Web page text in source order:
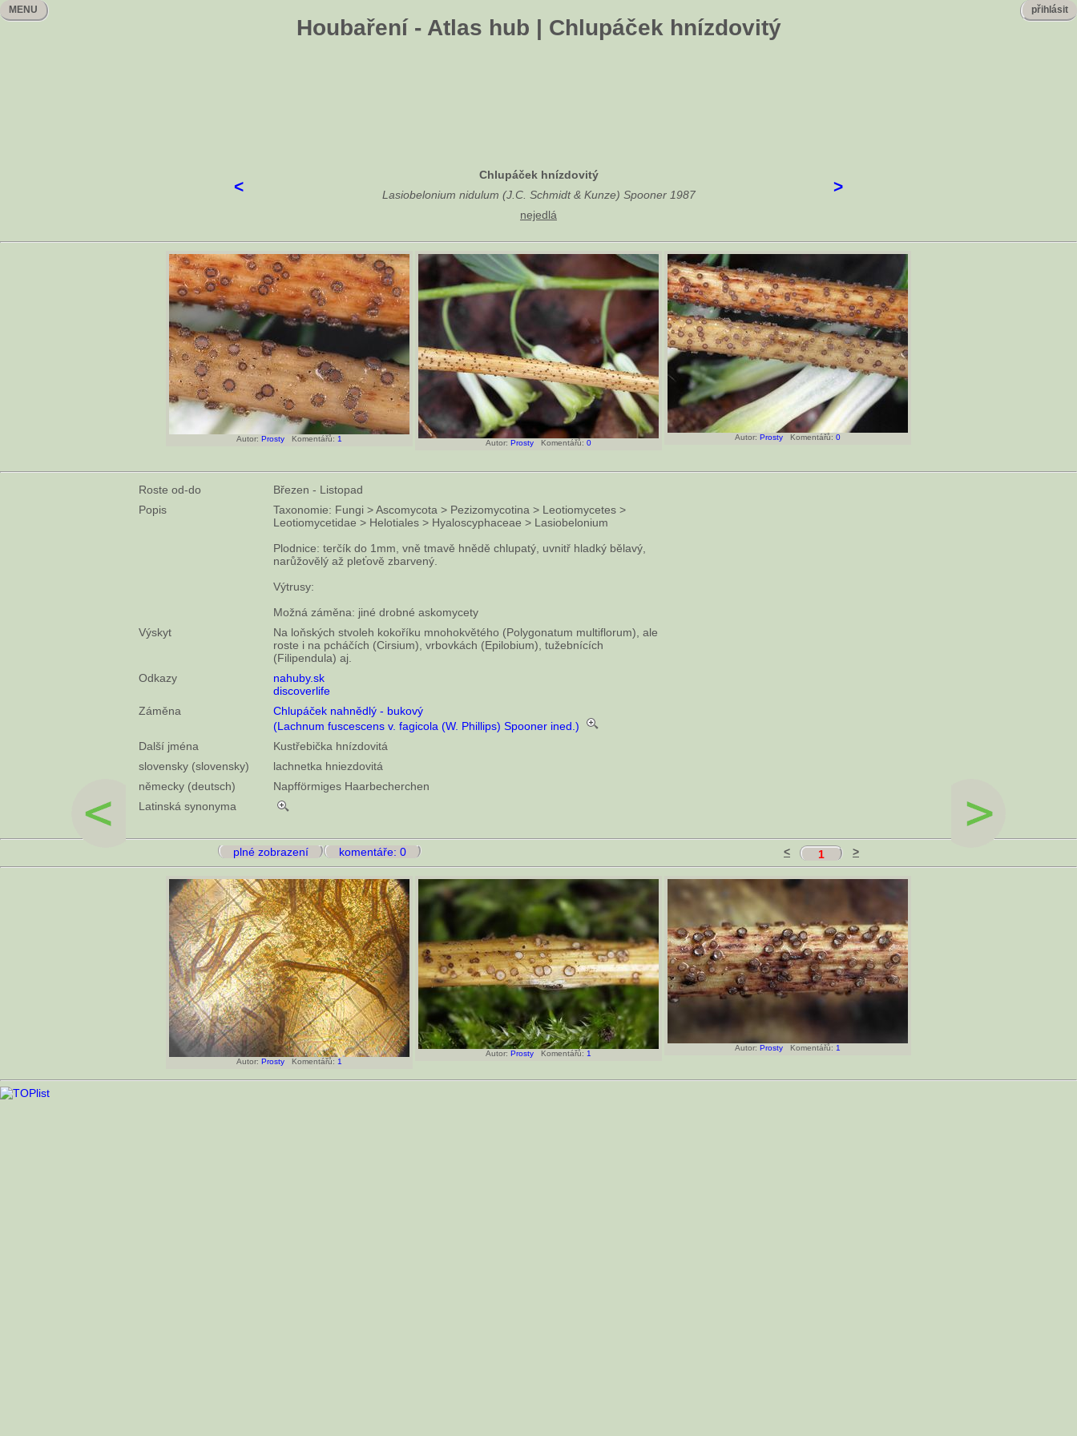
Houbaření - Atlas hub | Chlupáček hnízdovitý
přihlásit
MENU
<
Chlupáček hnízdovitý
Lasiobelonium nidulum (J.C. Schmidt & Kunze) Spooner 1987
nejedlá
>
Autor: Prosty Komentářů: 1 Autor: Prosty Komentářů: 0
Autor: Prosty Komentářů: 0
Roste od-do
Březen - Listopad
Popis
Taxonomie: Fungi > Ascomycota > Pezizomycotina > Leotiomycetes >
Leotiomycetidae > Helotiales > Hyaloscyphaceae > Lasiobelonium
Plodnice: terčík do 1mm, vně tmavě hnědě chlupatý, uvnitř hladký bělavý,
narůžovělý až pleťově zbarvený.
Výtrusy:
Možná záměna: jiné drobné askomycety
Výskyt
Na loňských stvoleh kokoříku mnohokvětého (Polygonatum multiflorum), ale
roste i na pcháčích (Cirsium), vrbovkách (Epilobium), tužebnících
(Filipendula) aj.
Odkazy
nahuby.sk
discoverlife
Záměna
Chlupáček nahnědlý - bukový
(Lachnum fuscescens v. fagicola (W. Phillips) Spooner ined.)
Další jména
Kustřebička hnízdovitá
slovensky (slovensky)
lachnetka hniezdovitá
německy (deutsch)
Napfförmiges Haarbecherchen
Latinská synonyma